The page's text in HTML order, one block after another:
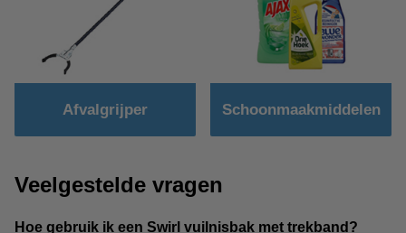
Afvalgrijper Schoonmaakmiddelen
Veelgestelde vragen
Hoe gebruik ik een Swirl vuilnisbak met trekband?